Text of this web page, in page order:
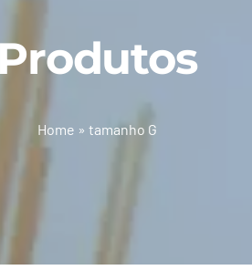
Produtos
Home » tamanho G